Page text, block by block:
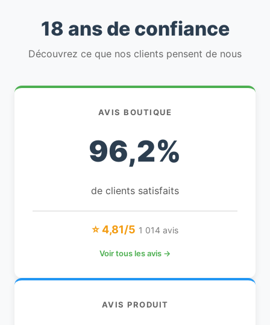
18 ans de confiance
Découvrez ce que nos clients pensent de nous
AVIS BOUTIQUE
96,2%
de clients satisfaits
⭐ 4,81/5 1 014 avis
Voir tous les avis →
AVIS PRODUIT